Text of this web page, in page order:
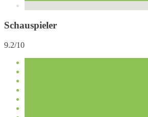
Schauspieler
9.2/10